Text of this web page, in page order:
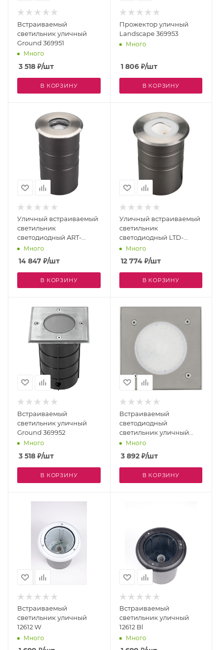
Встраиваемый
светильник уличный
Ground 369951
Много
3 518 ₽/шт
В КОРЗИНУ
Прожектор уличный
Landscape 369953
Много
1 806₽/шт
В КОРЗИНУ
Уличный встраиваемый
светильник
светодиодный ART-
GROUND-ZOOM-R80-8W
Warm3000 (SL, 15-50 deg,
24V) (Arlight, IP67
Металл, 3 года) 028065
Много
14 847 ₽/шт
В КОРЗИНУ
Уличный встраиваемый
светильник
светодиодный LTD-
GROUND-TILT-R80-9W
Warm3000 (SL, 60 deg,
230V) (Arlight, IP67
Металл, 3 года) 024950
Много
12 774₽/шт
В КОРЗИНУ
Встраиваемый
светильник уличный
Ground 369952
Много
3 518 ₽/шт
В КОРЗИНУ
Встраиваемый
светодиодный
светильник уличный
Lamedo 93481
Много
3 892₽/шт
В КОРЗИНУ
Встраиваемый
светильник уличный
12612 W
Много
Встраиваемый
светильник уличный
12612 Bl
Много